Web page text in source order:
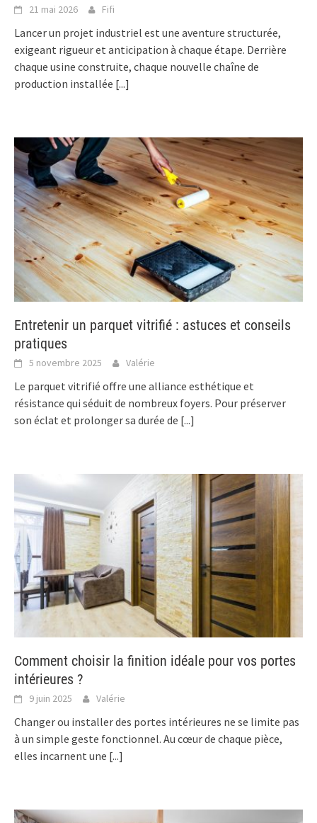
21 mai 2026 Fifi
Lancer un projet industriel est une aventure structurée,
exigeant rigueur et anticipation à chaque étape. Derrière
chaque usine construite, chaque nouvelle chaîne de
production installée [...]
Entretenir un parquet vitrifié : astuces et conseils
pratiques
5 novembre 2025 Valérie
Le parquet vitrifié offre une alliance esthétique et
résistance qui séduit de nombreux foyers. Pour préserver
son éclat et prolonger sa durée de [...]
Comment choisir la finition idéale pour vos portes
intérieures ?
9 juin 2025 Valérie
Changer ou installer des portes intérieures ne se limite pas
à un simple geste fonctionnel. Au cœur de chaque pièce,
elles incarnent une [...]